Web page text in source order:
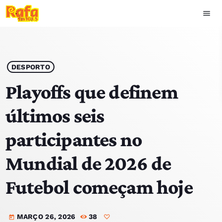
menu
play_arrow OUVIR RAFA
HOME
NOTÍCIAS
EQUIPA
TOP 15
PODCASTS
DESPORTO
Playoffs que definem
últimos seis
participantes no
Mundial de 2026 de
Futebol começam hoje
today MARÇO 26, 2026 38